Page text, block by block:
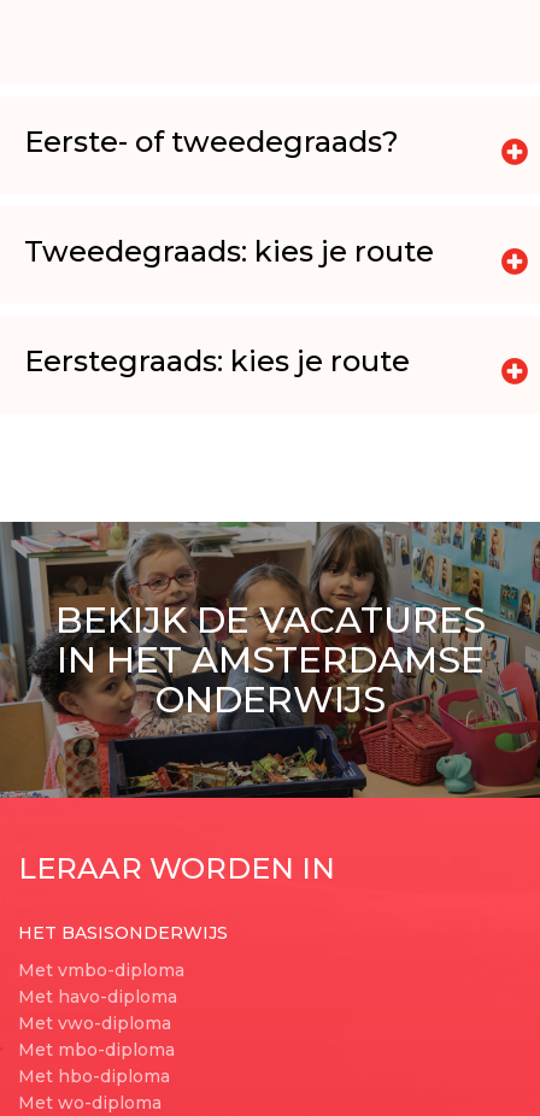
Eerste- of tweedegraads?
Tweedegraads: kies je route
Eerstegraads: kies je route
BEKIJK DE VACATURES
IN HET AMSTERDAMSE
ONDERWIJS
LERAAR WORDEN IN
HET BASISONDERWIJS
Met vmbo-diploma
Met havo-diploma
Met vwo-diploma
Met mbo-diploma
Met hbo-diploma
Met wo-diploma